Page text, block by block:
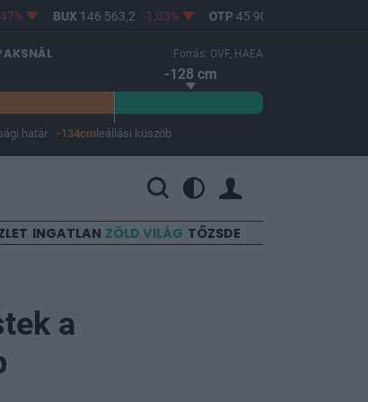
BUX146 563,2 -1,03% OTP45 900
Forrás: OVF, HAEA
-128 cm
határ -134cm leállási küszöb
INGATLAN ZÖLD VILÁG TŐZSDE
a